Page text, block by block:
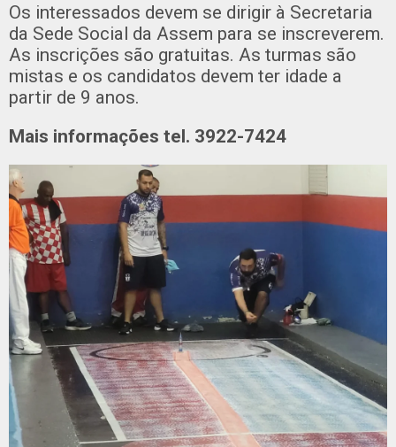
Os interessados devem se dirigir à Secretaria
da Sede Social da Assem para se inscreverem.
As inscrições são gratuitas. As turmas são
mistas e os candidatos devem ter idade a
partir de 9 anos.
Mais informações tel. 3922-7424